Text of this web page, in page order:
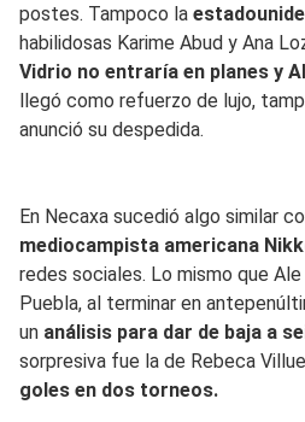
postes. Tampoco la
habilidosas Karime Abud y Ana
Vidrio no entraría en planes y
llegó como refuerzo de lujo,
anunció su despedida.
En Necaxa sucedió algo similar
mediocampista americana
redes sociales. Lo mismo que
Puebla, al terminar en
un análisis para dar de baja a
sorpresiva fue la de Rebeca
goles en dos torneos.